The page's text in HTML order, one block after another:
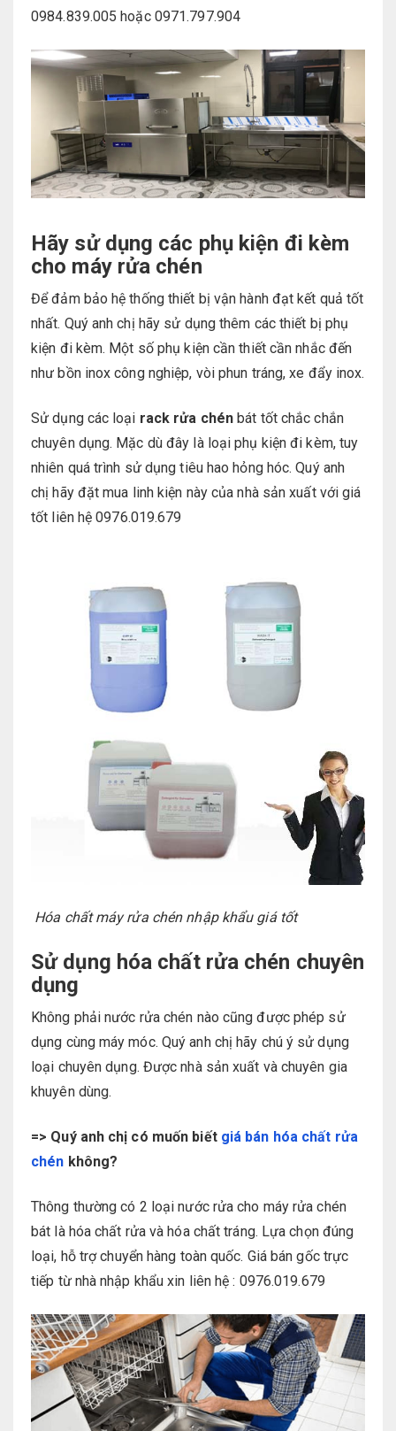
0984.839.005 hoặc 0971.797.904
Hãy sử dụng các phụ kiện đi kèm
cho máy rửa chén
Để đảm bảo hệ thống thiết bị vận hành đạt kết quả tốt
nhất. Quý anh chị hãy sử dụng thêm các thiết bị phụ
kiện đi kèm. Một số phụ kiện cần thiết cần nhắc đến
như bồn inox công nghiệp, vòi phun tráng, xe đẩy inox.
Sử dụng các loại rack rửa chén bát tốt chắc chắn
chuyên dụng. Mặc dù đây là loại phụ kiện đi kèm, tuy
nhiên quá trình sử dụng tiêu hao hỏng hóc. Quý anh
chị hãy đặt mua linh kiện này của nhà sản xuất với giá
tốt liên hệ 0976.019.679
Hóa chất máy rửa chén nhập khẩu giá tốt
Sử dụng hóa chất rửa chén chuyên
dụng
Không phải nước rửa chén nào cũng được phép sử
dụng cùng máy móc. Quý anh chị hãy chú ý sử dụng
loại chuyên dụng. Được nhà sản xuất và chuyên gia
khuyên dùng.
=> Quý anh chị có muốn biết giá bán hóa chất rửa
chén không?
Thông thường có 2 loại nước rửa cho máy rửa chén
bát là hóa chất rửa và hóa chất tráng. Lựa chọn đúng
loại, hỗ trợ chuyển hàng toàn quốc. Giá bán gốc trực
tiếp từ nhà nhập khẩu xin liên hệ : 0976.019.679